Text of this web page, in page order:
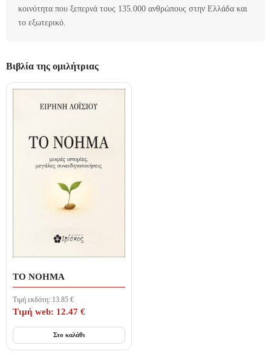
κοινότητα που ξεπερνά τους 135.000 ανθρώπους στην Ελλάδα και
το εξωτερικό.
Βιβλία της ομιλήτριας
ΤΟ ΝΟΗΜΑ
Τιμή εκδότη: 13.85 €
Τιμή web: 12.47 €
Στο καλάθι